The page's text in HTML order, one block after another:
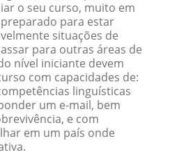
o seu curso, muito em
para estar
situações de
para outras áreas de
nível iniciante devem
com capacidades de:
linguísticas
um e-mail, bem
e com
em um país onde